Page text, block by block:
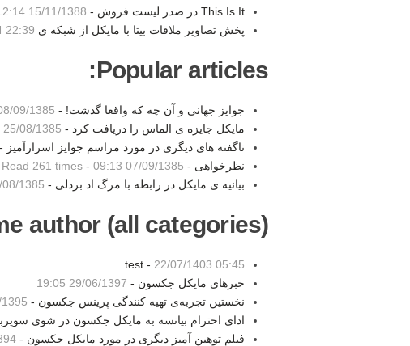
This Is It در صدر لیست فروش -
15/11/1388 12:14
پخش تصاوير ملاقات بيتا با مايكل از شبکه ی CBS - 22:39
Popular articles:
جوایز جهانی و آن چه که واقعا گذشت! - 09/1385 23:00
مایکل جایزه ی الماس را دریافت کرد - 25/08/1385 09:05
ناگفته های دیگری در مورد مراسم جوایز اسرارآمیز -
نظرخواهی - 07/09/1385 09:13
-
Read 261 times
بیانیه ی مایکل در رابطه با مرگ اد بردلی - 1385 11:32
author (all categories):
test - 22/07/1403 05:45
خبرهای مایکل جکسون - 29/06/1397 19:05
نخستین تجربه‌ی تهیه کنندگی پرینس جکسون - 20:06
ادای احترام بیانسه به مایکل جکسون در شوی
فیلم توهین آمیز دیگری در مورد مایکل جکسون -